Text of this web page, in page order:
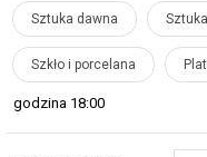
Sztuka dawna
Szkło i porcelana
godzina 18:00